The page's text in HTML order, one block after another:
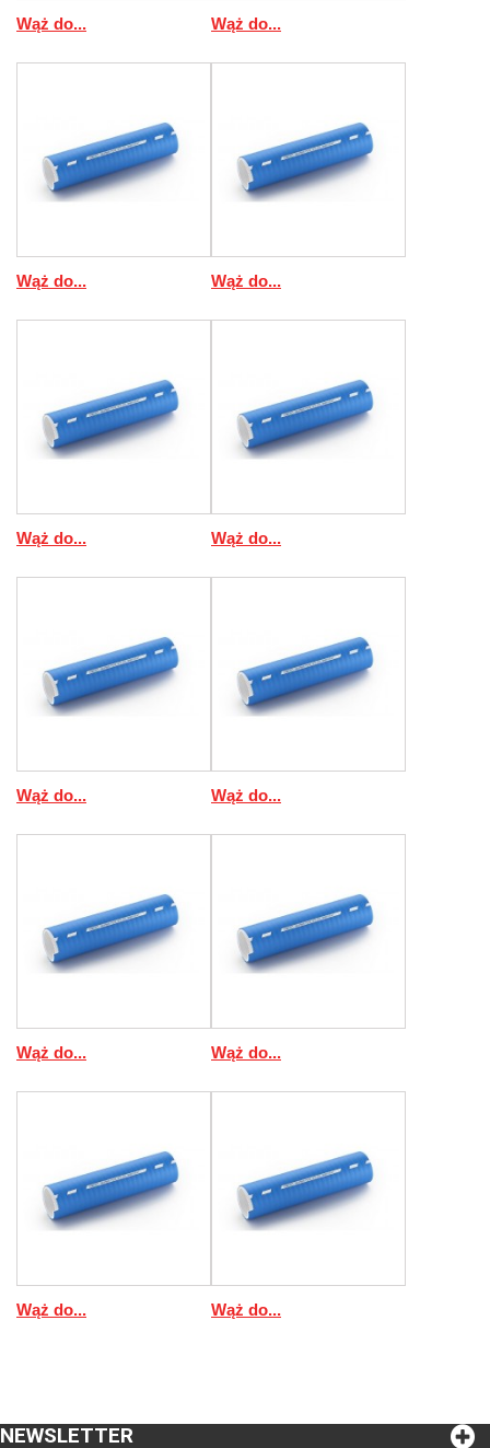
Wąż do... Wąż do...
Wąż do... Wąż do...
Wąż do... Wąż do...
Wąż do... Wąż do...
Wąż do... Wąż do...
Wąż do... Wąż do...
NEWSLETTER